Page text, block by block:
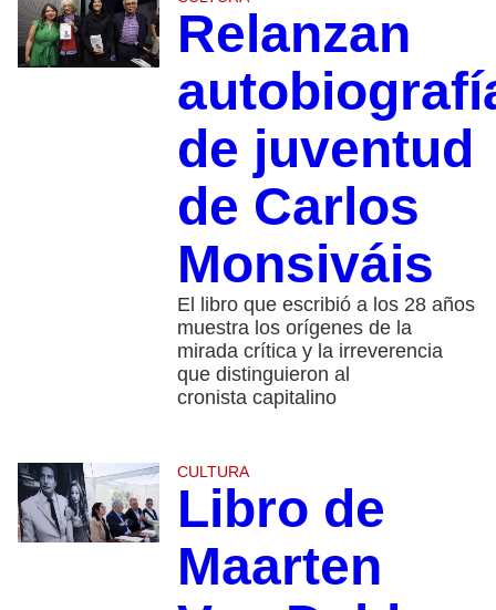
Relanzan
de juventud
de Carlos
Monsiváis
El libro que escribió a los 28 años
muestra los orígenes de la
mirada crítica y la irreverencia
que distinguieron al
cronista capitalino
CULTURA
Libro de
Maarten